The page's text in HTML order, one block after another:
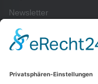
Newsletter
ZAHLUNGSARTEN